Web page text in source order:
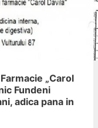
„Carol
Fundeni
adica pana in